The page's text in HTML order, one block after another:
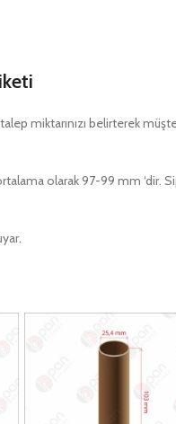
miktarınızı belirterek
olarak 97-99 mm ‘dir.